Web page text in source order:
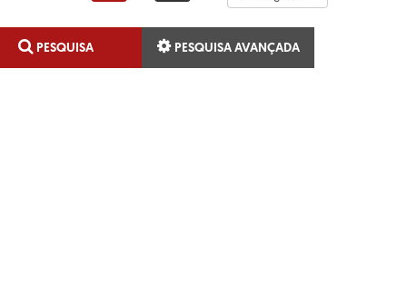
PESQUISA PESQUISA AVANÇADA